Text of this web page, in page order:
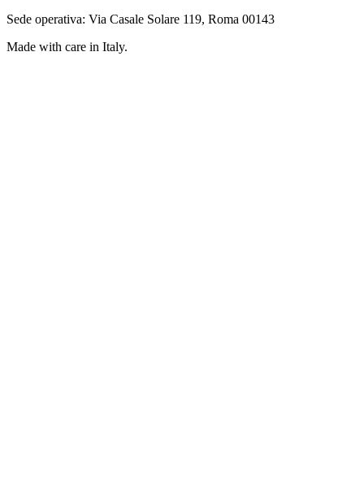
Sede operativa: Via Casale Solare 119, Roma 00143
Made with care in Italy.